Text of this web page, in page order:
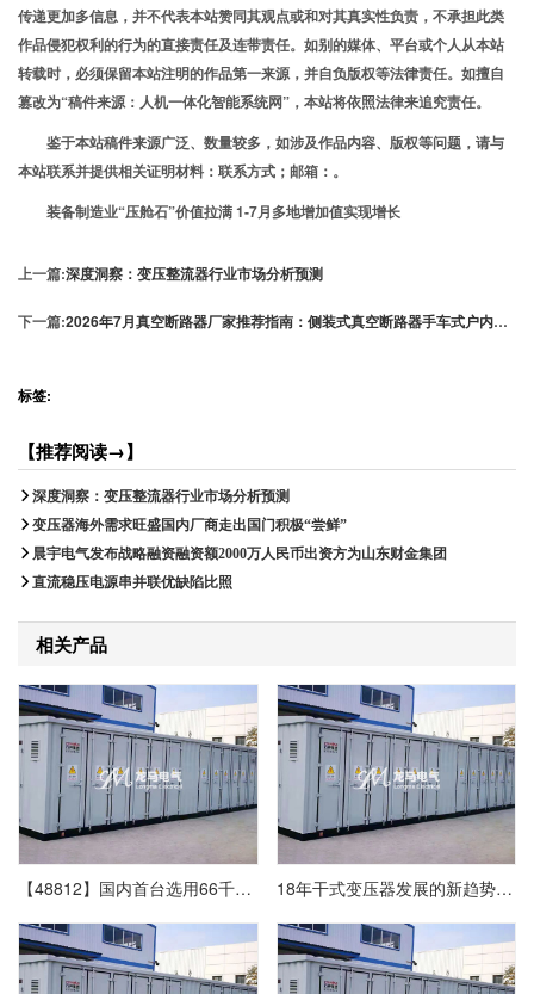
传递更加多信息，并不代表本站赞同其观点或和对其真实性负责，不承担此类
作品侵犯权利的行为的直接责任及连带责任。如别的媒体、平台或个人从本站
转载时，必须保留本站注明的作品第一来源，并自负版权等法律责任。如擅自
篡改为“稿件来源：人机一体化智能系统网”，本站将依照法律来追究责任。
鉴于本站稿件来源广泛、数量较多，如涉及作品内容、版权等问题，请与
本站联系并提供相关证明材料：联系方式；邮箱：。
装备制造业“压舱石”价值拉满 1-7月多地增加值实现增长
上一篇:深度洞察：变压整流器行业市场分析预测
下一篇:2026年7月真空断路器厂家推荐指南：侧装式真空断路器手车式户内弹簧机构公司优选！
标签:
【推荐阅读→】
深度洞察：变压整流器行业市场分析预测
变压器海外需求旺盛国内厂商走出国门积极“尝鲜”
晨宇电气发布战略融资融资额2000万人民币出资方为山东财金集团
直流稳压电源串并联优缺陷比照
相关产品
【48812】国内首台选用66千伏干式变压器陆优势电机组并网成功 18年干式变压器发展的新趋势及前景分析占比提升显著